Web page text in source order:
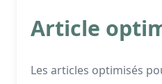
Article
Les articles optimisés